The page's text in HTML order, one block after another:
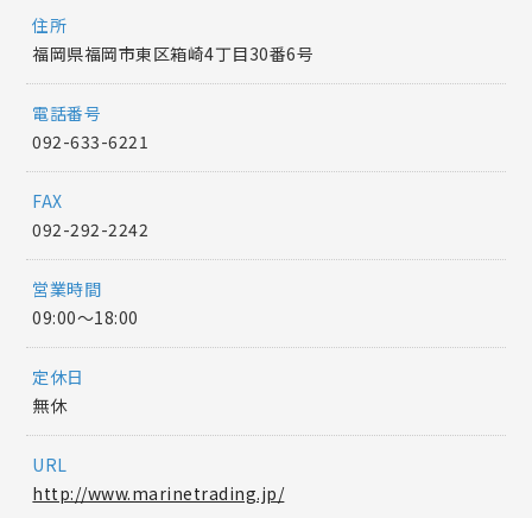
住所
福岡県福岡市東区箱崎4丁目30番6号
電話番号
092-633-6221
FAX
092-292-2242
営業時間
09:00〜18:00
定休日
無休
URL
http://www.marinetrading.jp/